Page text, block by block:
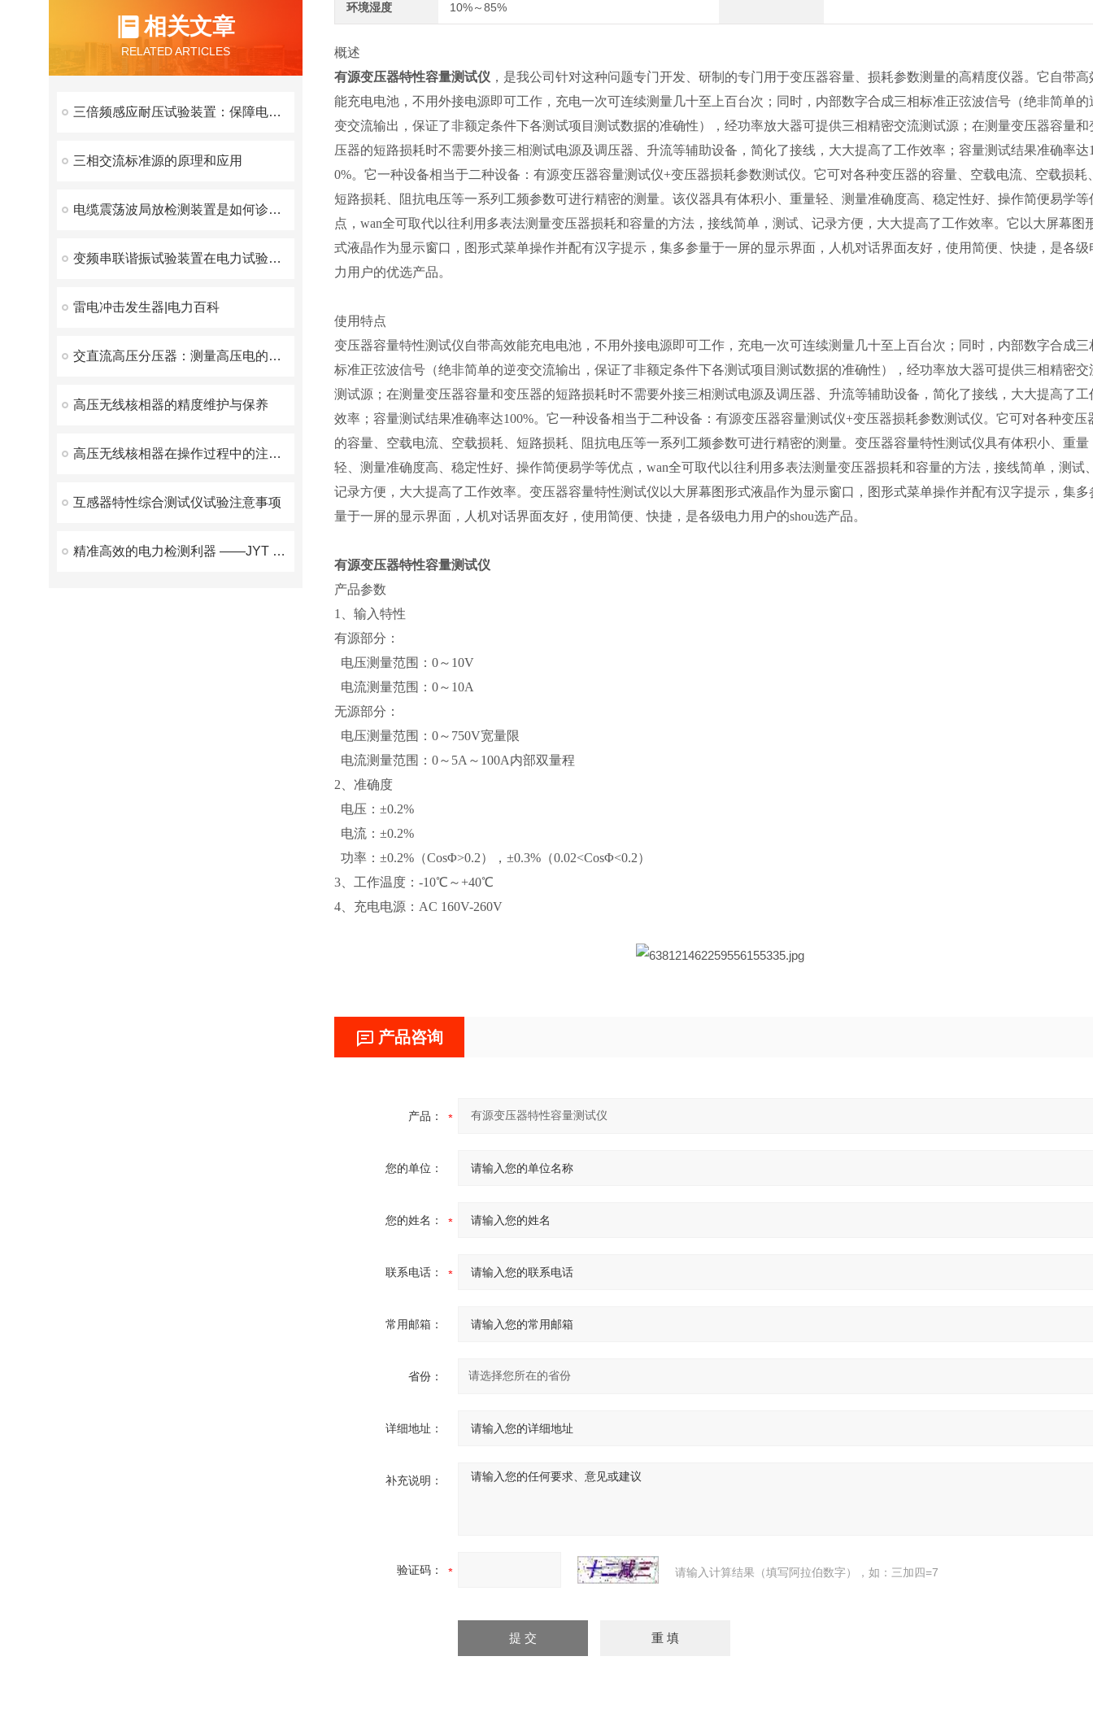
相关文章
RELATED ARTICLES
三倍频感应耐压试验装置：保障电力设备安全运行的重要工具
三相交流标准源的原理和应用
电缆震荡波局放检测装置是如何诊断和定位的？
变频串联谐振试验装置在电力试验中有什么优势呢？
雷电冲击发生器|电力百科
交直流高压分压器：测量高压电的关键设备
高压无线核相器的精度维护与保养
高压无线核相器在操作过程中的注意事项
互感器特性综合测试仪试验注意事项
精准高效的电力检测利器 ——JYT 变压器变比测试仪优势解析
环境湿度 10%～85%
概述
有源变压器特性容量测试仪 ，是我公司针对这种问题专门开发、研制的专门用于变压器容量、损耗参数测量的高精度仪器。它自带高
能充电电池，不用外接电源即可工作，充电一次可连续测量几十至上百台次；同时，内部数字合成三相标准正弦波信号（绝非简单的
变交流输出，保证了非额定条件下各测试项目测试数据的准确性），经功率放大器可提供三相精密交流测试源；在测量变压器容量和
压器的短路损耗时不需要外接三相测试电源及调压器、升流等辅助设备，简化了接线，大大提高了工作效率；容量测试结果准确率达
0%。它一种设备相当于二种设备：有源变压器容量测试仪+变压器损耗参数测试仪。它可对各种变压器的容量、空载电流、空载损耗
短路损耗、阻抗电压等一系列工频参数可进行精密的测量。该仪器具有体积小、重量轻、测量准确度高、稳定性好、操作简便易学等
点，wan全可取代以往利用多表法测量变压器损耗和容量的方法，接线简单，测试、记录方便，大大提高了工作效率。它以大屏幕图
式液晶作为显示窗口，图形式菜单操作并配有汉字提示，集多参量于一屏的显示界面，人机对话界面友好，使用简便、快捷，是各级
力用户的优选产品。
使用特点
变压器容量特性测试仪自带高效能充电电池，不用外接电源即可工作，充电一次可连续测量几十至上百台次；同时，内部数字合成三
标准正弦波信号（绝非简单的逆变交流输出，保证了非额定条件下各测试项目测试数据的准确性），经功率放大器可提供三相精密交
测试源；在测量变压器容量和变压器的短路损耗时不需要外接三相测试电源及调压器、升流等辅助设备，简化了接线，大大提高了工
效率；容量测试结果准确率达100%。它一种设备相当于二种设备：有源变压器容量测试仪+变压器损耗参数测试仪。它可对各种变压
的容量、空载电流、空载损耗、短路损耗、阻抗电压等一系列工频参数可进行精密的测量。变压器容量特性测试仪具有体积小、重量
轻、测量准确度高、稳定性好、操作简便易学等优点，wan全可取代以往利用多表法测量变压器损耗和容量的方法，接线简单，测试
记录方便，大大提高了工作效率。变压器容量特性测试仪以大屏幕图形式液晶作为显示窗口，图形式菜单操作并配有汉字提示，集多
量于一屏的显示界面，人机对话界面友好，使用简便、快捷，是各级电力用户的shou选产品。
有源变压器特性容量测试仪
产品参数
1、输入特性
有源部分：
电压测量范围：0～10V
电流测量范围：0～10A
无源部分：
电压测量范围：0～750V宽量限
电流测量范围：0～5A～100A内部双量程
2、准确度
电压：±0.2%
电流：±0.2%
功率：±0.2%（CosΦ>0.2），±0.3%（0.02<CosΦ<0.2）
3、工作温度：-10℃～+40℃
4、充电电源：AC 160V-260V
产品咨询
产品：
您的单位：
您的姓名：
联系电话：
常用邮箱：
省份：
详细地址：
补充说明：
验证码： 请输入计算结果（填写阿拉伯数字），如：三加四=7